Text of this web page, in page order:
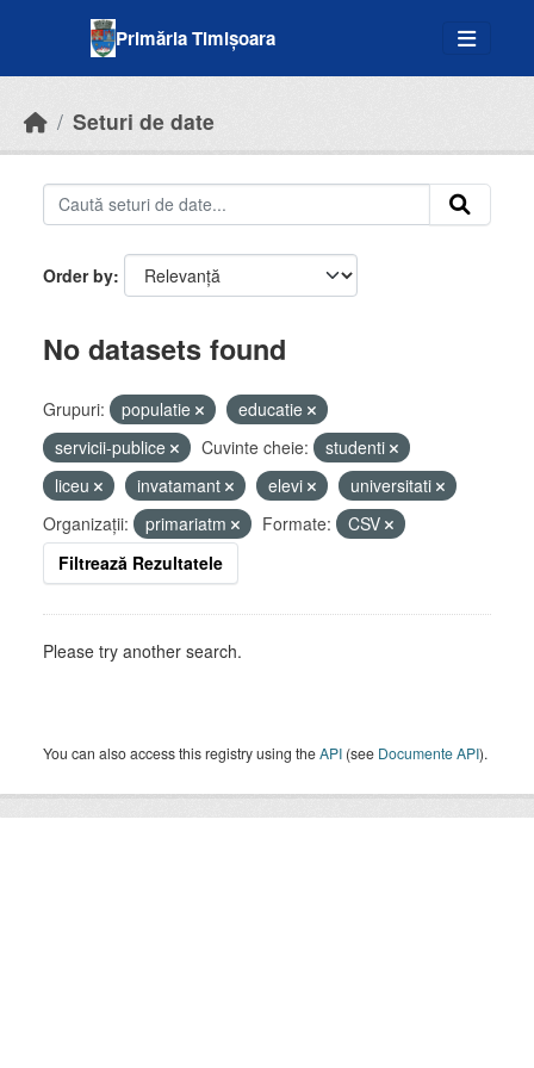
Primăria Timișoara
Seturi de date
Order by
No datasets found
Grupuri: populatie
educatie
servicii-publice
Cuvinte cheie:
studenti
liceu
invatamant elevi
universitati
Organizații:
primariatm Formate:
CSV
Filtrează Rezultatele
Please try another search.
You can also access this registry using theAPI (see Documente API).